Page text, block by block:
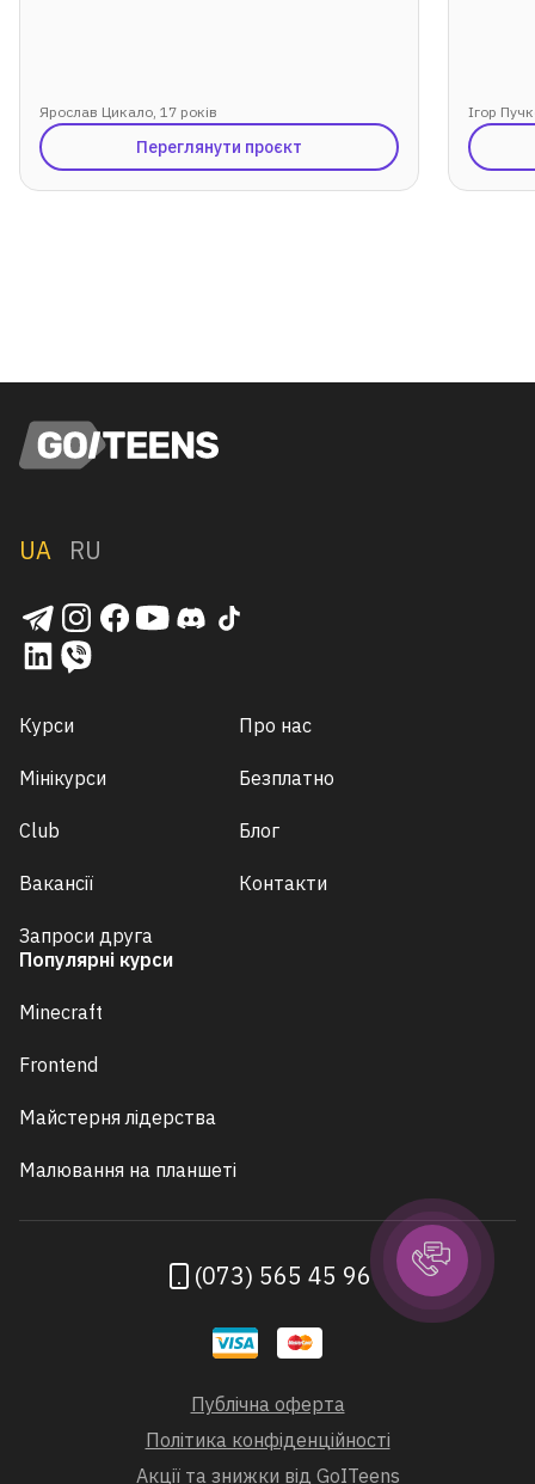
Ярослав Цикало, 17 років
Переглянути проєкт
Ігор
UA RU
Курси
Мінікурси
Club
Вакансії
Запроси друга
Про нас
Безплатно
Блог
Контакти
Популярні курси
Minecraft
Frontend
Майстерня лідерства
Малювання на планшеті
(073) 565 45 96
Публічна оферта
Політика конфіденційності
Акції та знижки від GoITeens